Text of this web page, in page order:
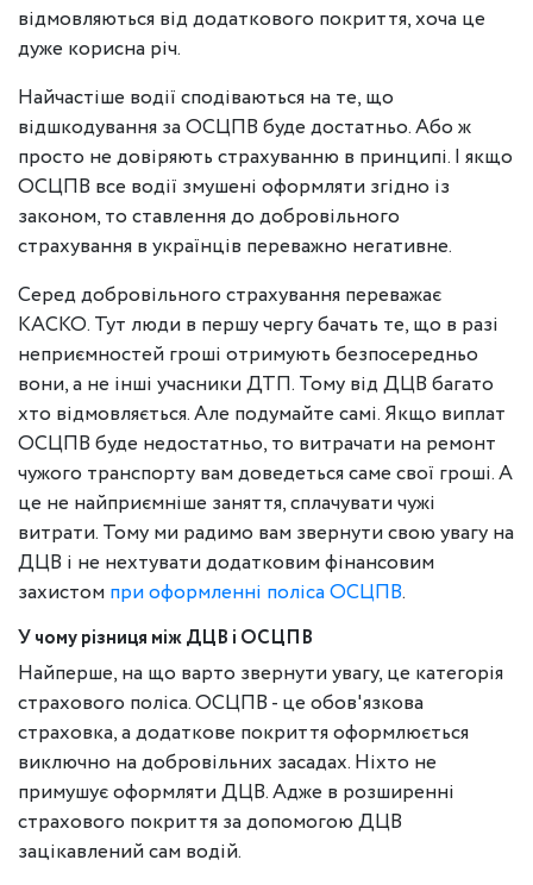
відмовляються від додаткового покриття, хоча це
дуже корисна річ.
Найчастіше водії сподіваються на те, що
відшкодування за ОСЦПВ буде достатньо. Або ж
просто не довіряють страхуванню в принципі. І якщо
ОСЦПВ все водії змушені оформляти згідно із
законом, то ставлення до добровільного
страхування в українців переважно негативне.
Серед добровільного страхування переважає
КАСКО. Тут люди в першу чергу бачать те, що в разі
неприємностей гроші отримують безпосередньо
вони, а не інші учасники ДТП. Тому від ДЦВ багато
хто відмовляється. Але подумайте самі. Якщо виплат
ОСЦПВ буде недостатньо, то витрачати на ремонт
чужого транспорту вам доведеться саме свої гроші. А
це не найприємніше заняття, сплачувати чужі
витрати. Тому ми радимо вам звернути свою увагу на
ДЦВ і не нехтувати додатковим фінансовим
захистом при оформленні поліса ОСЦПВ.
У чому різниця між ДЦВ і ОСЦПВ
Найперше, на що варто звернути увагу, це категорія
страхового поліса. ОСЦПВ - це обов'язкова
страховка, а додаткове покриття оформлюється
виключно на добровільних засадах. Ніхто не
примушує оформляти ДЦВ. Адже в розширенні
страхового покриття за допомогою ДЦВ
зацікавлений сам водій.